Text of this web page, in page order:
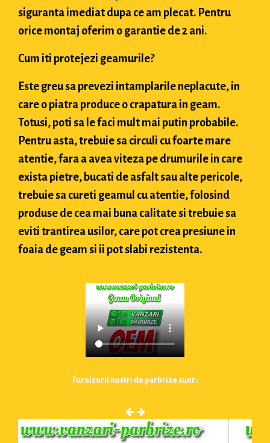
siguranta imediat dupa ce am plecat. Pentru
orice montaj oferim o garantie de 2 ani.
Cum iti protejezi geamurile?
Este greu sa prevezi intamplarile neplacute, in
care o piatra produce o crapatura in geam.
Totusi, poti sa le faci mult mai putin probabile.
Pentru asta, trebuie sa circuli cu foarte mare
atentie, fara a avea viteza pe drumurile in care
exista pietre, bucati de asfalt sau alte pericole,
trebuie sa cureti geamul cu atentie, folosind
produse de cea mai buna calitate si trebuie sa
eviti trantirea usilor, care pot crea presiune in
foaia de geam si ii pot slabi rezistenta.
Furnizorii nostri de parbrize sunt :